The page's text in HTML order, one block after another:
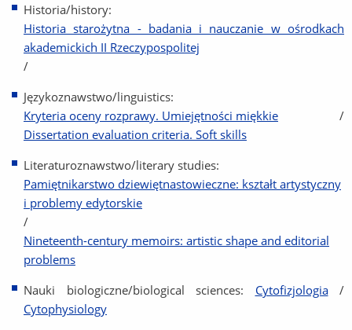
Historia/history:
Historia starożytna - badania i nauczanie w ośrodkach
akademickich II Rzeczypospolitej
/
Językoznawstwo/linguistics:
Kryteria oceny rozprawy. Umiejętności miękkie /
Dissertation evaluation criteria. Soft skills
Literaturoznawstwo/literary studies:
Pamiętnikarstwo dziewiętnastowieczne: kształt artystyczny
i problemy edytorskie
/
Nineteenth-century memoirs: artistic shape and editorial
problems
Nauki biologiczne/biological sciences: Cytofizjologia/
Cytophysiology